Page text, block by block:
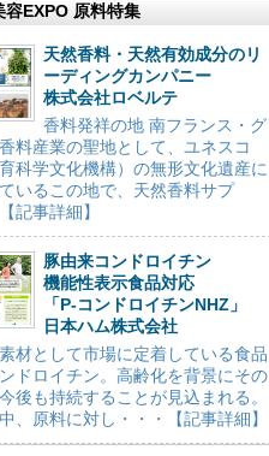
容EXPO 原料特集
天然香料・天然有効成分のリ
ーディングカンパニー
株式会社ロベルテ
香料発祥の地 南フランス・グ
料産業の聖地として、ユネスコ
育科学文化機構）の無形文化遺産に
いるこの地で、天然香料サプ
記事詳細】
豚由来コンドロイチン
機能性表示食品対応
「P-コンドロイチンNHZ」
日本ハム株式会社
材として市場に定着している食品
ドロイチン。高齢化を背景にその
後も持続することが見込まれる。
、原料に対し・・・【記事詳細】